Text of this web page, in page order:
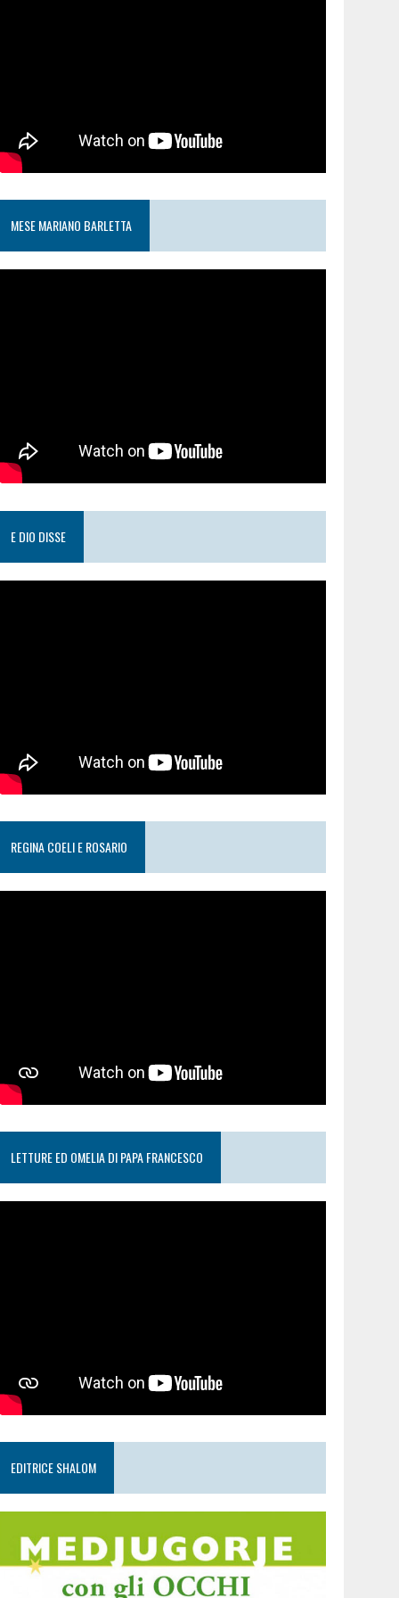
MESE MARIANO BARLETTA
E DIO DISSE
REGINA COELI E ROSARIO
LETTURE ED OMELIA DI PAPA FRANCESCO
EDITRICE SHALOM